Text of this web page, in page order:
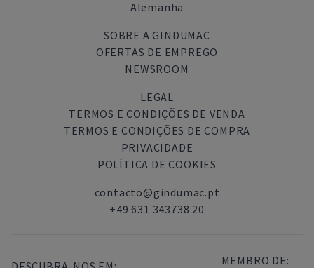
Alemanha
SOBRE A GINDUMAC
OFERTAS DE EMPREGO
NEWSROOM
LEGAL
TERMOS E CONDIÇÕES DE VENDA
TERMOS E CONDIÇÕES DE COMPRA
PRIVACIDADE
POLÍTICA DE COOKIES
contacto@gindumac.pt
+49 631 343738 20
MEMBRO DE: